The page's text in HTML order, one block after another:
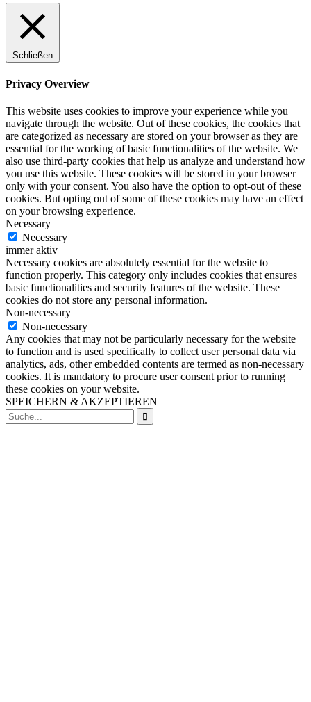
Schließen
Privacy Overview
This website uses cookies to improve your experience while you
navigate through the website. Out of these cookies, the cookies that
are categorized as necessary are stored on your browser as they are
essential for the working of basic functionalities of the website. We
also use third-party cookies that help us analyze and understand how
you use this website. These cookies will be stored in your browser
only with your consent. You also have the option to opt-out of these
cookies. But opting out of some of these cookies may have an effect
on your browsing experience.
Necessary
Necessary
immer aktiv
Necessary cookies are absolutely essential for the website to
function properly. This category only includes cookies that ensures
basic functionalities and security features of the website. These
cookies do not store any personal information.
Non-necessary
Non-necessary
Any cookies that may not be particularly necessary for the website
to function and is used specifically to collect user personal data via
analytics, ads, other embedded contents are termed as non-necessary
cookies. It is mandatory to procure user consent prior to running
these cookies on your website.
SPEICHERN & AKZEPTIEREN